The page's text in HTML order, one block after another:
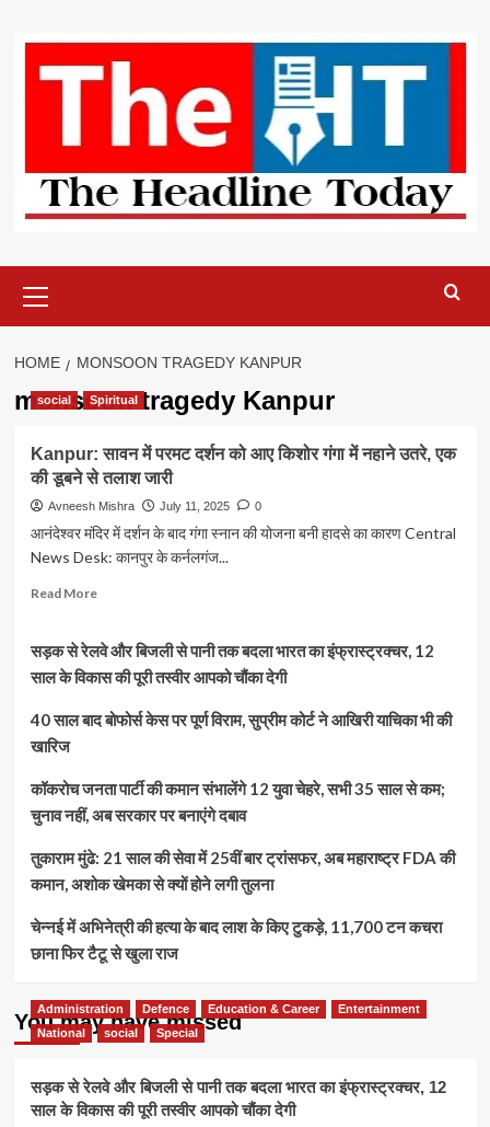
content
Menu
HOME MONSOON TRAGEDY KANPUR
monsoon tragedy Kanpur
social Spiritual
Kanpur: सावन में परमट दर्शन को आए किशोर गंगा में नहाने उतरे, एक
की डूबने से तलाश जारी
Avneesh Mishra July 11, 2025 0
आनंदेश्वर मंदिर में दर्शन के बाद गंगा स्नान की योजना बनी हादसे का कारण Central
News Desk: कानपुर के कर्नलगंज...
Read MoreRead
Kanpur:
सावन
परमट
किशोर
गंगा
नहाने
उतरे,
की
डूबने
से
जारी
सड़क से रेलवे और बिजली से पानी तक बदला भारत का इंफ्रास्ट्रक्चर, 12
साल के विकास की पूरी तस्वीर आपको चौंका देगी
40 साल बाद बोफोर्स केस पर पूर्ण विराम, सुप्रीम कोर्ट ने आखिरी याचिका भी की
खारिज
कॉकरोच जनता पार्टी की कमान संभालेंगे 12 युवा चेहरे, सभी 35 साल से कम;
चुनाव नहीं, अब सरकार पर बनाएंगे दबाव
तुकाराम मुंढे: 21 साल की सेवा में 25वीं बार ट्रांसफर, अब महाराष्ट्र FDA की
कमान, अशोक खेमका से क्यों होने लगी तुलना
चेन्नई में अभिनेत्री की हत्या के बाद लाश के किए टुकड़े, 11,700 टन कचरा
छाना फिर टैटू से खुला राज
You may have missed
Administration Defence Education & Career
Entertainment
National
social Special
सड़क से रेलवे और बिजली से पानी तक बदला भारत का इंफ्रास्ट्रक्चर, 12
साल के विकास की पूरी तस्वीर आपको चौंका देगी